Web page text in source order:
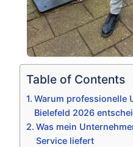
Table of Contents
Warum professionelle
Bielefeld 2026
Was mein
Service liefert